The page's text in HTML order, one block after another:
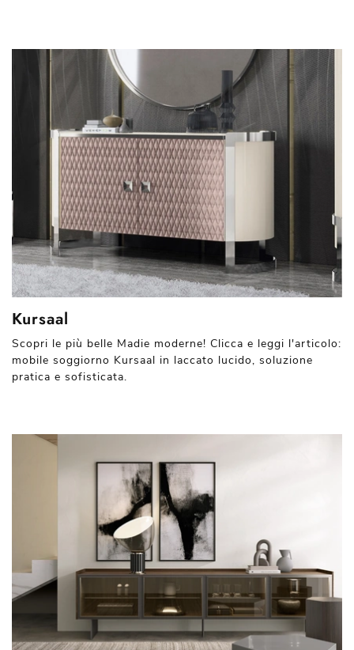
Kursaal
Scopri le più belle Madie moderne! Clicca e leggi l'articolo:
mobile soggiorno Kursaal in laccato lucido, soluzione
pratica e sofisticata.